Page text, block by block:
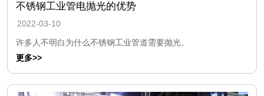
不锈钢工业管电抛光的优势
2022-03-10
许多人不明白为什么不锈钢工业管道需要抛光。
更多>>